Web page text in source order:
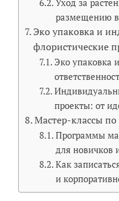
размещению в
Эко упаковка и
флористические
Эко упаковка
проекты: от
Мастер-классы
Программы
для новичков
Как
и